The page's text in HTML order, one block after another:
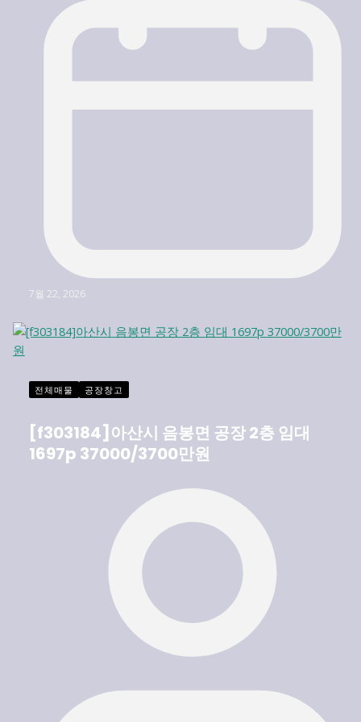
7월 22, 2026
전체매물 공장창고
[f303184]아산시 음봉면 공장 2층 임대
1697p 37000/3700만원